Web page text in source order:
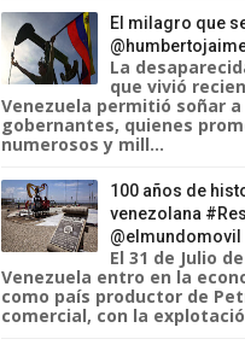
El milagro que
La
que vivió
Venezuela permitió soñar
gobernantes, quienes
numerosos y mill...
100 años de
venezolana
@elmundomovil
El 31 de Julio
Venezuela entro en la
como país productor de
comercial, con la